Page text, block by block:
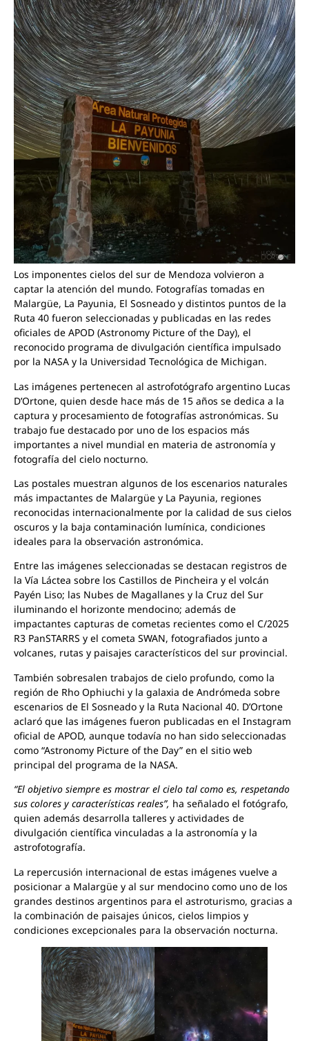
Los imponentes cielos del sur de Mendoza volvieron a
captar la atención del mundo. Fotografías tomadas en
Malargüe, La Payunia, El Sosneado y distintos puntos de la
Ruta 40 fueron seleccionadas y publicadas en las redes
oficiales de APOD (Astronomy Picture of the Day), el
reconocido programa de divulgación científica impulsado
por la NASA y la Universidad Tecnológica de Michigan.
Las imágenes pertenecen al astrofotógrafo argentino Lucas
D’Ortone, quien desde hace más de 15 años se dedica a la
captura y procesamiento de fotografías astronómicas. Su
trabajo fue destacado por uno de los espacios más
importantes a nivel mundial en materia de astronomía y
fotografía del cielo nocturno.
Las postales muestran algunos de los escenarios naturales
más impactantes de Malargüe y La Payunia, regiones
reconocidas internacionalmente por la calidad de sus cielos
oscuros y la baja contaminación lumínica, condiciones
ideales para la observación astronómica.
Entre las imágenes seleccionadas se destacan registros de
la Vía Láctea sobre los Castillos de Pincheira y el volcán
Payén Liso; las Nubes de Magallanes y la Cruz del Sur
iluminando el horizonte mendocino; además de
impactantes capturas de cometas recientes como el C/2025
R3 PanSTARRS y el cometa SWAN, fotografiados junto a
volcanes, rutas y paisajes característicos del sur provincial.
También sobresalen trabajos de cielo profundo, como la
región de Rho Ophiuchi y la galaxia de Andrómeda sobre
escenarios de El Sosneado y la Ruta Nacional 40. D’Ortone
aclaró que las imágenes fueron publicadas en el Instagram
oficial de APOD, aunque todavía no han sido seleccionadas
como “Astronomy Picture of the Day” en el sitio web
principal del programa de la NASA.
“El objetivo siempre es mostrar el cielo tal como es, respetando
sus colores y características reales”, ha señalado el fotógrafo,
quien además desarrolla talleres y actividades de
divulgación científica vinculadas a la astronomía y la
astrofotografía.
La repercusión internacional de estas imágenes vuelve a
posicionar a Malargüe y al sur mendocino como uno de los
grandes destinos argentinos para el astroturismo, gracias a
la combinación de paisajes únicos, cielos limpios y
condiciones excepcionales para la observación nocturna.